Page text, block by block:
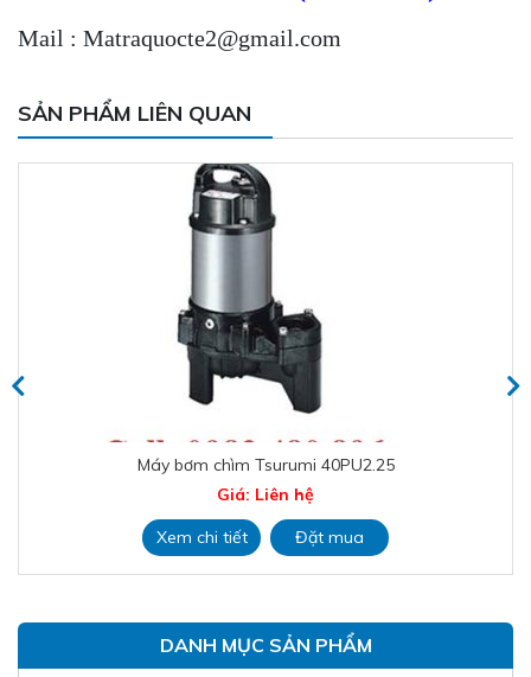
Mail : Matraquocte2@gmail.com
SẢN PHẨM LIÊN QUAN
Máy trộn chìm Tsurumi MR21NF750
Giá: Liên hệ
Xem chi tiết
Đặt mua
DANH MỤC SẢN PHẨM